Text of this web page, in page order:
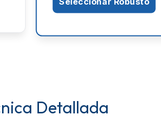
Detallada